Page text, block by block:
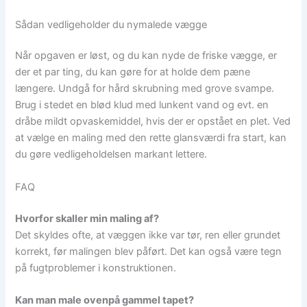
Sådan vedligeholder du nymalede vægge
Når opgaven er løst, og du kan nyde de friske vægge, er
der et par ting, du kan gøre for at holde dem pæne
længere. Undgå for hård skrubning med grove svampe.
Brug i stedet en blød klud med lunkent vand og evt. en
dråbe mildt opvaskemiddel, hvis der er opstået en plet. Ved
at vælge en maling med den rette glansværdi fra start, kan
du gøre vedligeholdelsen markant lettere.
FAQ
Hvorfor skaller min maling af?
Det skyldes ofte, at væggen ikke var tør, ren eller grundet
korrekt, før malingen blev påført. Det kan også være tegn
på fugtproblemer i konstruktionen.
Kan man male ovenpå gammel tapet?